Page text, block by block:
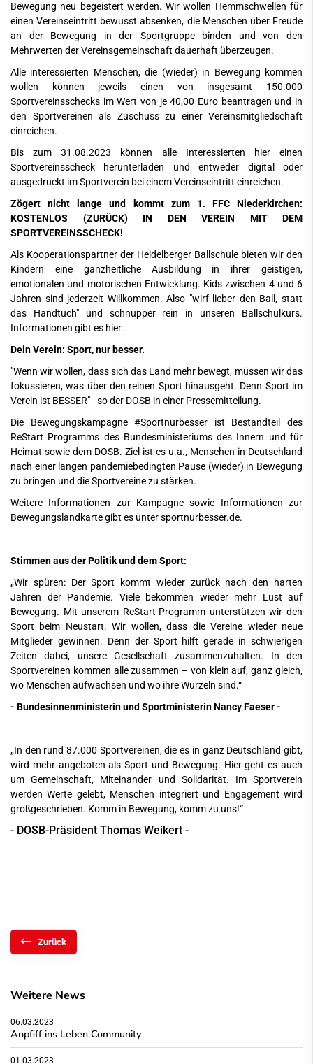
Bewegung neu begeistert werden. Wir wollen Hemmschwellen für
einen Vereinseintritt bewusst absenken, die Menschen über Freude
an der Bewegung in der Sportgruppe binden und von den
Mehrwerten der Vereinsgemeinschaft dauerhaft überzeugen.
Alle interessierten Menschen, die (wieder) in Bewegung kommen
wollen können jeweils einen von insgesamt 150.000
Sportvereinsschecks im Wert von je 40,00 Euro beantragen und in
den Sportvereinen als Zuschuss zu einer Vereinsmitgliedschaft
einreichen.
Bis zum 31.08.2023 können alle Interessierten
hiereinen
Sportvereinsscheck herunterladen und entweder digital oder
ausgedruckt im Sportverein bei einem Vereinseintritt einreichen.
Zögert nicht lange und kommt zum 1. FFC Niederkirchen:
KOSTENLOS (ZURÜCK) IN DEN VEREIN MIT DEM
SPORTVEREINSSCHECK!
Als Kooperationspartner der Heidelberger Ballschule bieten wir den
Kindern eine ganzheitliche Ausbildung in ihrer geistigen,
emotionalen und motorischen Entwicklung. Kids zwischen 4 und 6
Jahren sind jederzeit Willkommen. Also "wirf lieber den Ball, statt
das Handtuch" und schnupper rein in unseren Ballschulkurs.
Informationen gibt es hier.
Dein Verein: Sport, nur besser.
"Wenn wir wollen, dass sich das Land mehr bewegt, müssen wir das
fokussieren, was über den reinen Sport hinausgeht. Denn Sport im
Verein ist BESSER" - so der DOSB in einer Pressemitteilung.
Die Bewegungskampagne #Sportnurbesser ist Bestandteil des
ReStart Programms des Bundesministeriums des Innern und für
Heimat sowie dem DOSB. Ziel ist es u.a., Menschen in Deutschland
nach einer langen pandemiebedingten Pause (wieder) in Bewegung
zu bringen und die Sportvereine zu stärken.
Weitere Informationen zur Kampagne sowie Informationen zur
Bewegungslandkarte gibt es untersportnurbesser.de.
Stimmen aus der Politik und dem Sport:
„Wir spüren: Der Sport kommt wieder zurück nach den harten
Jahren der Pandemie. Viele bekommen wieder mehr Lust auf
Bewegung. Mit unserem ReStart-Programm unterstützen wir den
Sport beim Neustart. Wir wollen, dass die Vereine wieder neue
Mitglieder gewinnen. Denn der Sport hilft gerade in schwierigen
Zeiten dabei, unsere Gesellschaft zusammenzuhalten. In den
Sportvereinen kommen alle zusammen – von klein auf, ganz gleich,
wo Menschen aufwachsen und wo ihre Wurzeln sind.“
- Bundesinnenministerin und Sportministerin Nancy Faeser -
„In den rund 87.000 Sportvereinen, die es in ganz Deutschland gibt,
wird mehr angeboten als Sport und Bewegung. Hier geht es auch
um Gemeinschaft, Miteinander und Solidarität. Im Sportverein
werden Werte gelebt, Menschen integriert und Engagement wird
großgeschrieben. Komm in Bewegung, komm zu uns!“
- DOSB-Präsident Thomas Weikert -
Zurück
Weitere News
06.03.2023
Anpfiff ins Leben Community
01.03.2023